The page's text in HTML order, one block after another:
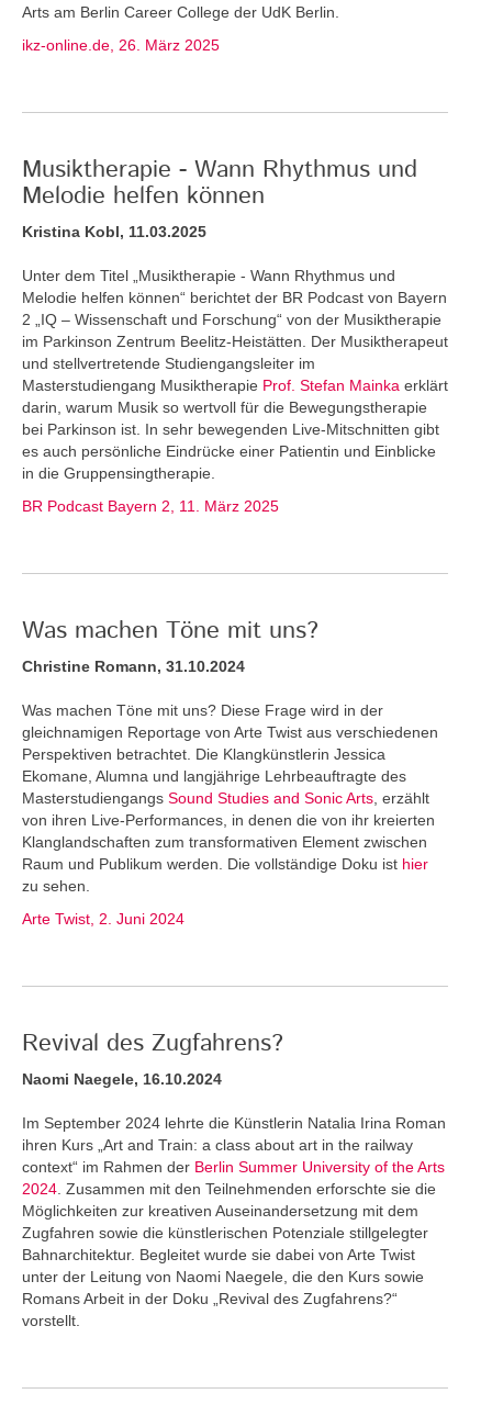
Arts am Berlin Career College der UdK Berlin.
ikz-online.de, 26. März 2025
Musiktherapie - Wann Rhythmus und
Melodie helfen können
Kristina Kobl, 11.03.2025
Unter dem Titel „Musiktherapie - Wann Rhythmus und
Melodie helfen können“ berichtet der BR Podcast von Bayern
2 „IQ – Wissenschaft und Forschung“ von der Musiktherapie
im Parkinson Zentrum Beelitz-Heistätten. Der Musiktherapeut
und stellvertretende Studiengangsleiter im
Masterstudiengang Musiktherapie Prof. Stefan Mainka erklärt
darin, warum Musik so wertvoll für die Bewegungstherapie
bei Parkinson ist. In sehr bewegenden Live-Mitschnitten gibt
es auch persönliche Eindrücke einer Patientin und Einblicke
in die Gruppensingtherapie.
BR Podcast Bayern 2, 11. März 2025
Was machen Töne mit uns?
Christine Romann, 31.10.2024
Was machen Töne mit uns? Diese Frage wird in der
gleichnamigen Reportage von Arte Twist aus verschiedenen
Perspektiven betrachtet. Die Klangkünstlerin Jessica
Ekomane, Alumna und langjährige Lehrbeauftragte des
Masterstudiengangs Sound Studies and Sonic Arts , erzählt
von ihren Live-Performances, in denen die von ihr kreierten
Klanglandschaften zum transformativen Element zwischen
Raum und Publikum werden. Die vollständige Doku ist hier
zu sehen.
Arte Twist, 2. Juni 2024
Revival des Zugfahrens?
Naomi Naegele, 16.10.2024
Im September 2024 lehrte die Künstlerin Natalia Irina Roman
ihren Kurs „Art and Train: a class about art in the railway
context“ im Rahmen der Berlin Summer University of the Arts
2024 . Zusammen mit den Teilnehmenden erforschte sie die
Möglichkeiten zur kreativen Auseinandersetzung mit dem
Zugfahren sowie die künstlerischen Potenziale stillgelegter
Bahnarchitektur. Begleitet wurde sie dabei von Arte Twist
unter der Leitung von Naomi Naegele, die den Kurs sowie
Romans Arbeit in der Doku „Revival des Zugfahrens?“
vorstellt.